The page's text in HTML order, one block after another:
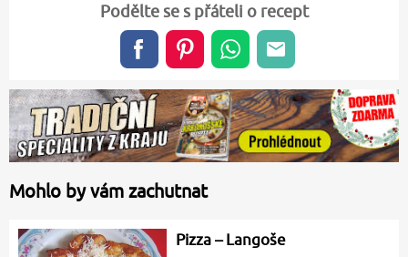
Podělte se s přáteli o recept
Mohlo by vám zachutnat
Pizza – Langoše